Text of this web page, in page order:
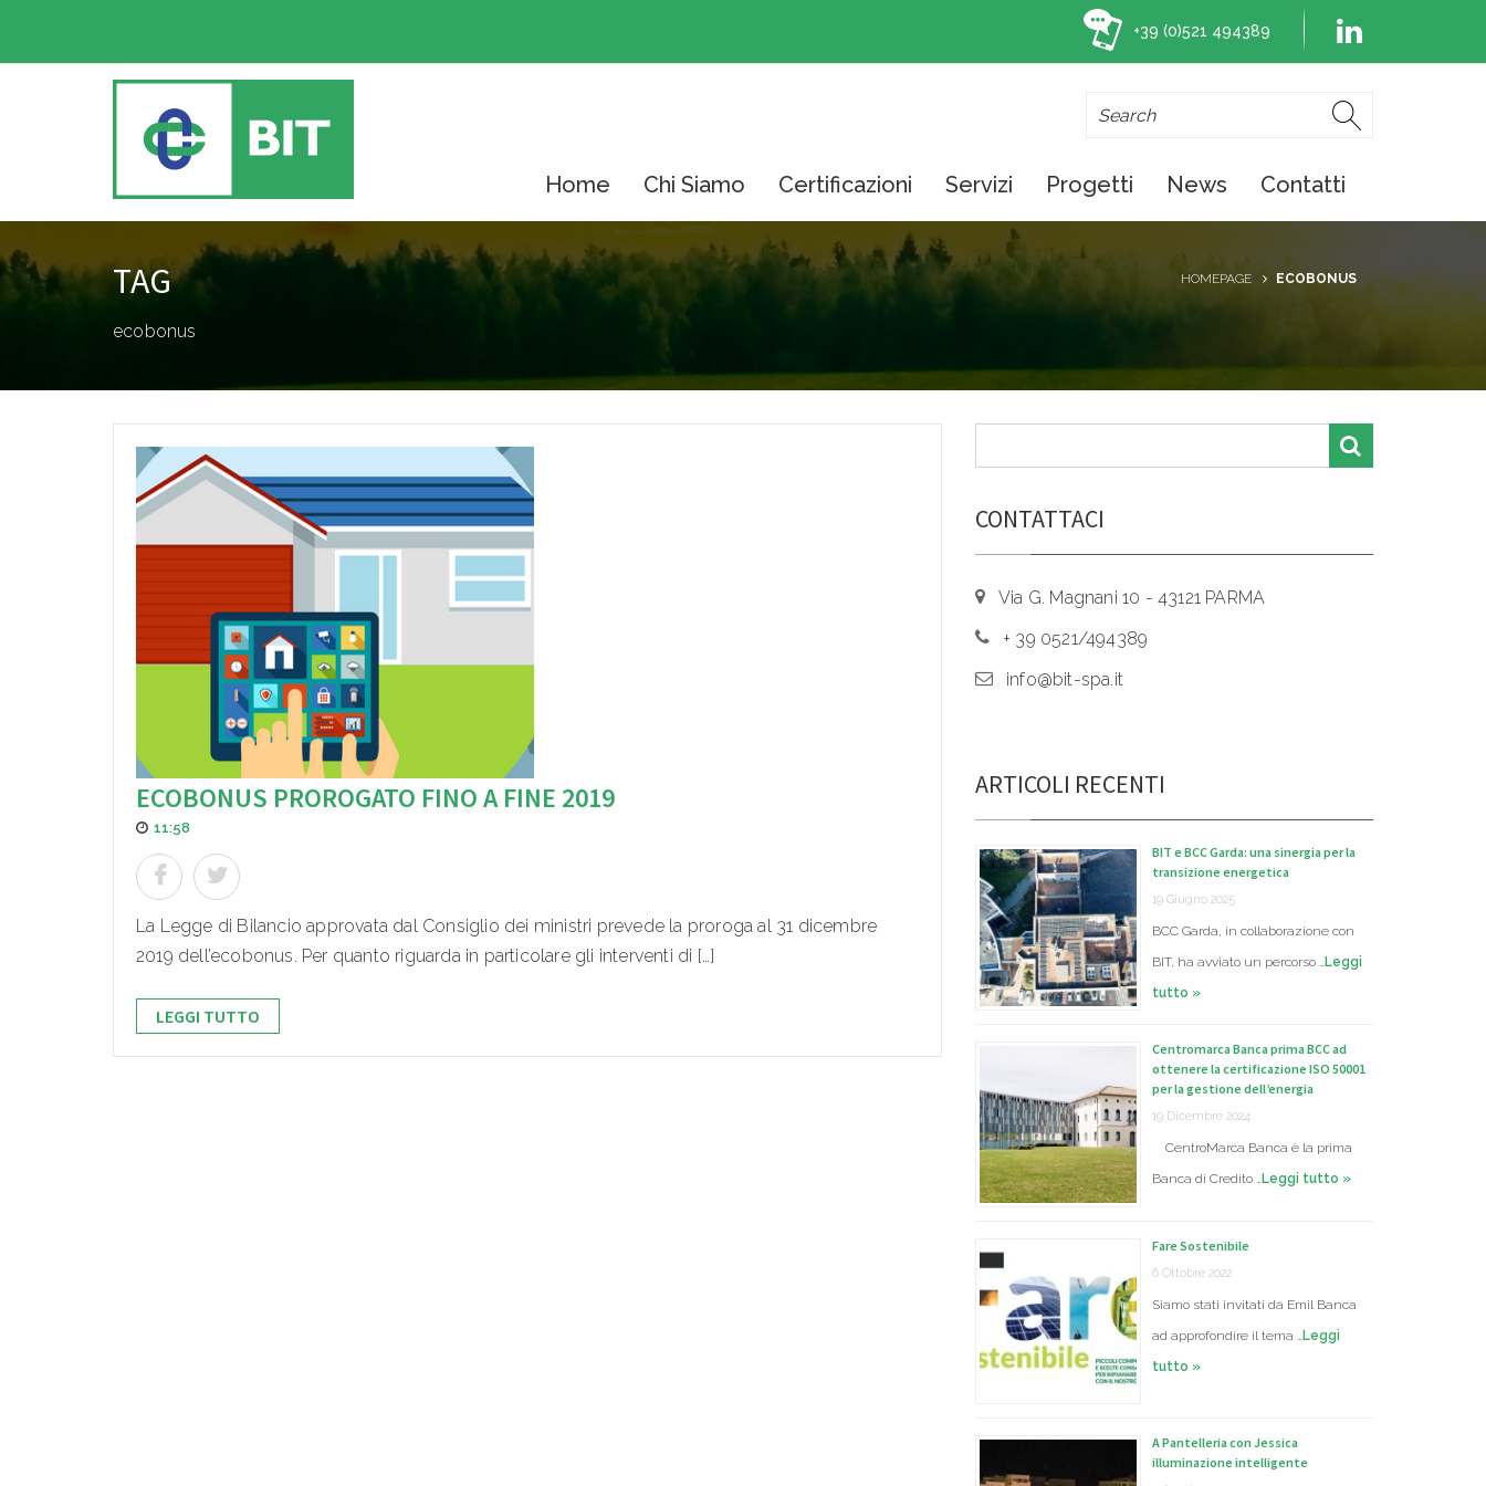
+39 (0)521 494389
Home Chi Siamo Certificazioni Servizi Progetti News Contatti
TAG
ecobonus
HOMEPAGE ECOBONUS
ECOBONUS PROROGATO FINO A FINE 2019
11:58
La Legge di Bilancio approvata dal Consiglio dei ministri prevede la proroga al 31 dicembre
2019 dell’ecobonus. Per quanto riguarda in particolare gli interventi di […]
LEGGI TUTTO
CONTATTACI
Via G. Magnani 10 - 43121 PARMA
+ 39 0521/494389
info@bit-spa.it
ARTICOLI RECENTI
BIT e BCC Garda: una sinergia per la
transizione energetica
19 Giugno 2025
BCC Garda, in collaborazione con
BIT, ha avviato un percorso …Leggi
tutto »
Centromarca Banca prima BCC ad
ottenere la certificazione ISO 50001
per la gestione dell’energia
19 Dicembre 2024
CentroMarca Banca è la prima
Banca di Credito …Leggi tutto »
Fare Sostenibile
6 Ottobre 2022
Siamo stati invitati da Emil Banca
ad approfondire il tema …Leggi
tutto »
A Pantelleria con Jessica
illuminazione intelligente